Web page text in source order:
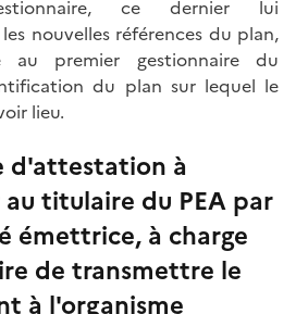
ce dernier lui
nouvelles références du plan,
au premier gestionnaire du
du plan sur lequel le
lieu.
d'attestation à
au titulaire du PEA par
émettrice, à charge
de transmettre le
à l'organisme